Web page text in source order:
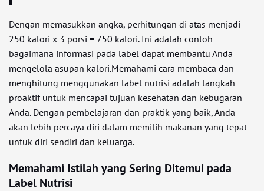
Dengan memasukkan angka, perhitungan di atas menjadi
250 kalori x 3 porsi = 750 kalori. Ini adalah contoh
bagaimana informasi pada label dapat membantu Anda
mengelola asupan kalori.Memahami cara membaca dan
menghitung menggunakan label nutrisi adalah langkah
proaktif untuk mencapai tujuan kesehatan dan kebugaran
Anda. Dengan pembelajaran dan praktik yang baik, Anda
akan lebih percaya diri dalam memilih makanan yang tepat
untuk diri sendiri dan keluarga.
Memahami Istilah yang Sering Ditemui pada
Label Nutrisi